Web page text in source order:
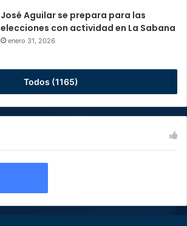
José Aguilar se prepara para las
elecciones con actividad en La Sabana
enero 31, 2026
Todos (1165)